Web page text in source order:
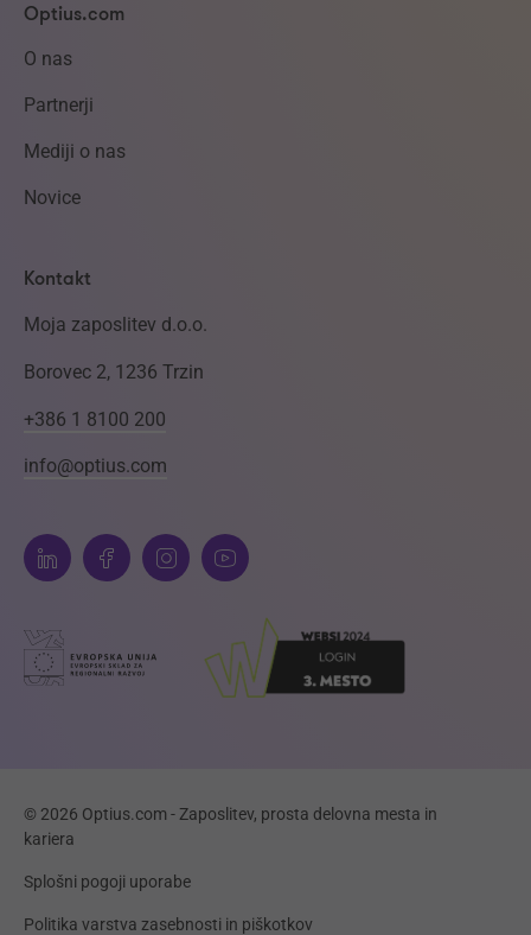
Optius.com
O nas
Partnerji
Mediji o nas
Novice
Kontakt
Moja zaposlitev d.o.o.
Borovec 2, 1236 Trzin
+386 1 8100 200
info@optius.com
© 2026 Optius.com - Zaposlitev, prosta delovna mesta in
kariera
Splošni pogoji uporabe
Politika varstva zasebnosti in piškotkov